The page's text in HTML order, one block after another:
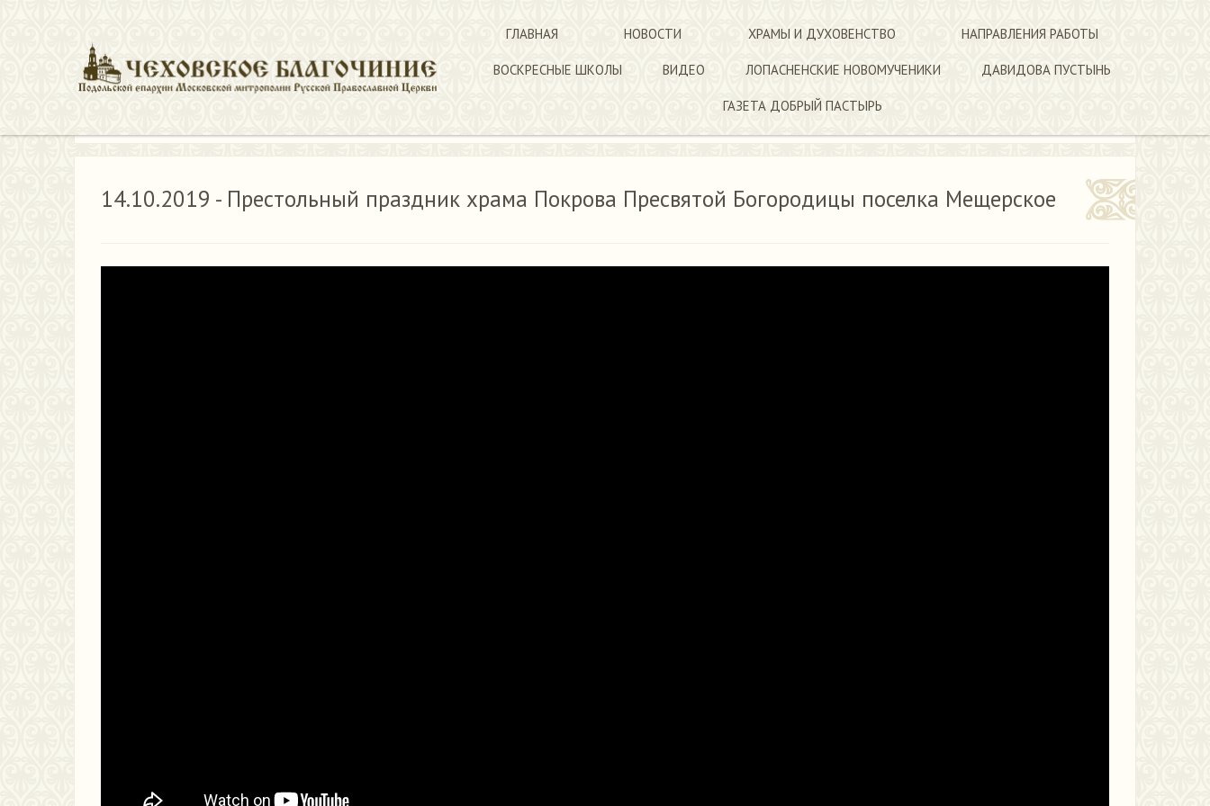
ГЛАВНАЯ НОВОСТИ ХРАМЫ И ДУХОВЕНСТВО НАПРАВЛЕНИЯ РАБОТЫ
ВОСКРЕСНЫЕ ШКОЛЫ ВИДЕО ЛОПАСНЕНСКИЕ НОВОМУЧЕНИКИ ДАВИДОВА ПУСТЫНЬ
ГАЗЕТА ДОБРЫЙ ПАСТЫРЬ
14.10.2019 - Престольный праздник храма Покрова Пресвятой Богородицы поселка Мещерское